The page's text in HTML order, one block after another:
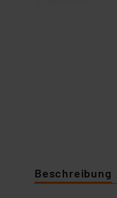
Beschreibung